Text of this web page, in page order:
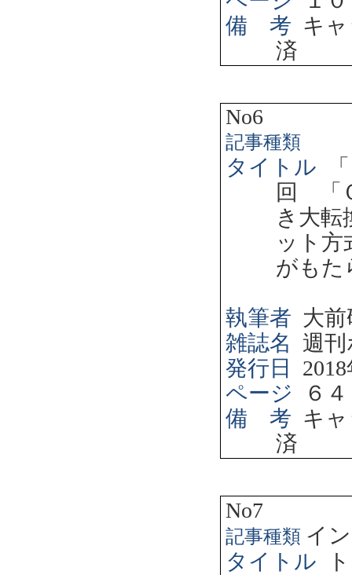
備 考 キ
済
No6
記事種類
タイトル
回 「
き大
ット方
がもた
執筆者 大
雑誌名
週
発行日
2018
ページ
６
備 考 キ
済
No7
記事種類 イ
タイトル